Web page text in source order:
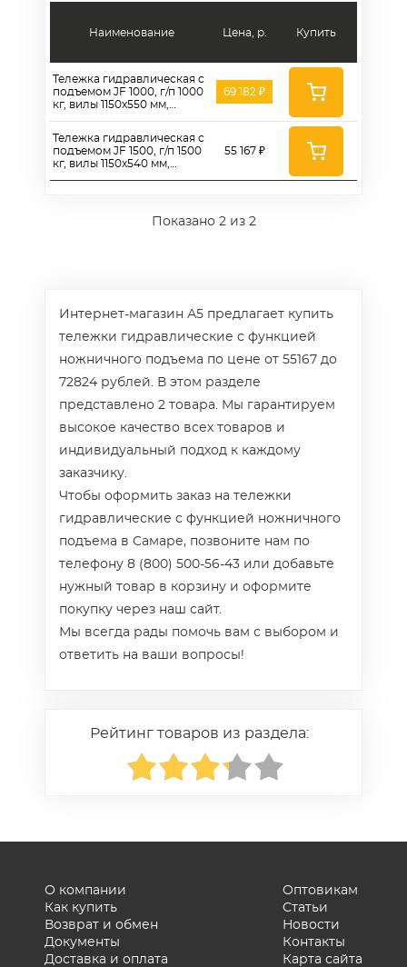
Наименование
Тележка гидравлическая с
подъемом JF 1000, г/п 1000
кг, вилы 1150х550 мм,
180 мм
Тележка гидравлическая с
подъемом JF 1500, г/п 1500
кг, вилы 1150х540 мм,
Цена, р.
69 182 ₽
55 167 ₽
Купить
Показано 2из 2
Интернет-магазин А5 предлагает купить
тележки гидравлические с функцией
ножничного подъема по цене от 55167 до
72824 рублей. В этом разделе
представлено 2 товара. Мы гарантируем
высокое качество всех товаров и
индивидуальный подход к каждому
заказчику.
Чтобы оформить заказ на тележки
гидравлические с функцией ножничного
подъема в Самаре, позвоните нам по
телефону 8 (800) 500-56-43 или добавьте
нужный товар в корзину и оформите
покупку через наш сайт.
Мы всегда рады помочь вам с выбором и
ответить на ваши вопросы!
Рейтинг товаров из раздела:
О компании
Как купить
Возврат и обмен
Документы
Доставка и оплата
Оптовикам
Статьи
Новости
Контакты
Карта сайта